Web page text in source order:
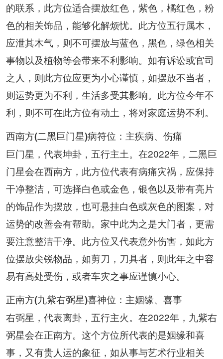
的联系，此方位适合摆放红色，紫色，橘红色，粉
色的相关饰品，能够化解烦忧。此方位五行属木，
应泄其木气，则不可摆放与蓝色，黑色，绿色相关
事物以及植物等会带来不利影响。如有诉讼或官司
之人，则此方位应更为小心谨慎，如摆放不当者，
则运势更为不利，生活多受其影响。此方位今年不
利，则不可在此方位有动土，将对家庭运势不利。
西南方(二黑巨门星)病符位：主疾病、伤痛
巨门星，代表坤卦，五行主土。在2022年，二黑巨
门星会在西南方，此方位代表有病痛灾祸，应保持
干净整洁，可选择白色或金色，银色以及带有亮片
的饰品作为摆放，也可悬挂白色或灰色的图案，对
运势的改善会有帮助。家中此为之是大门者，更需
要注意整洁干净。此方位又代表意外伤害，如此方
位摆放尖锐物品，如剪刀，刀具者，则此年之中容
易有高处受伤，或者车灾之事应谨慎小心。
正南方(九紫右弼星)喜神位：主姻缘、喜事
右弼星，代表离卦，五行主火。在2022年，九紫右
弼星会在正南方。这个方位所代表的是姻缘和喜
事，又有贵人运的象征，如从事与艺术行业相关